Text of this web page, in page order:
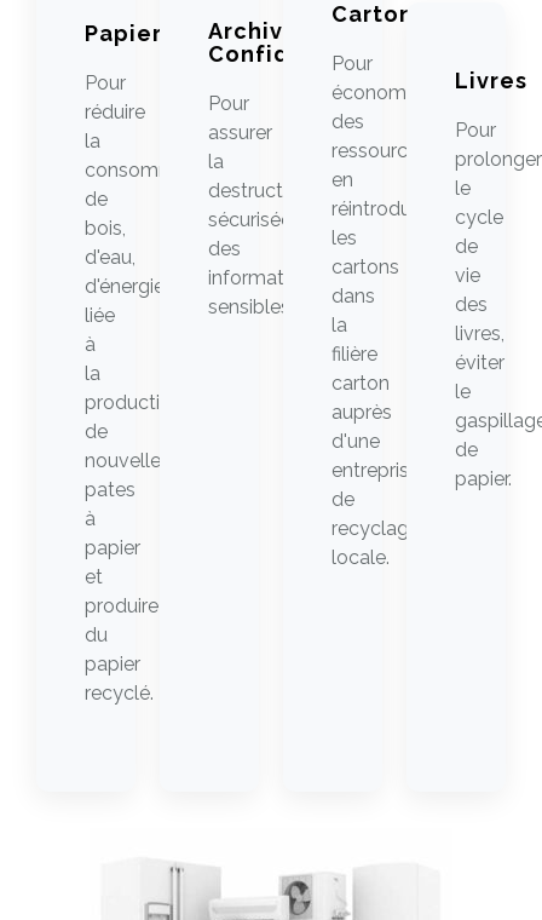
Papiers
Pour
réduire
la
consommation
de
bois,
d'eau,
d'énergie
liée
à
la
production
de
nouvelles
pates
à
papier
et
produire
du
papier
recyclé.
Archives
Confidentiels
Pour
assurer
la
destruction
sécurisée
des
informations
sensibles.
Cartons
Pour
économiser
des
ressources
en
réintroduisant
les
cartons
dans
la
filière
carton
auprès
d'une
entreprise
de
recyclage
locale.
Livres
Pour
prolonger
le
cycle
de
vie
des
livres,
éviter
le
de
papier.